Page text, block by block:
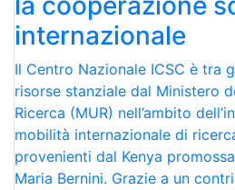
internazionale
Il Centro Nazionale ICSC è tra
risorse stanziale dal Ministero
Ricerca (MUR) nell’ambito
mobilità internazionale di
provenienti dal Kenya
Maria Bernini. Grazie a un